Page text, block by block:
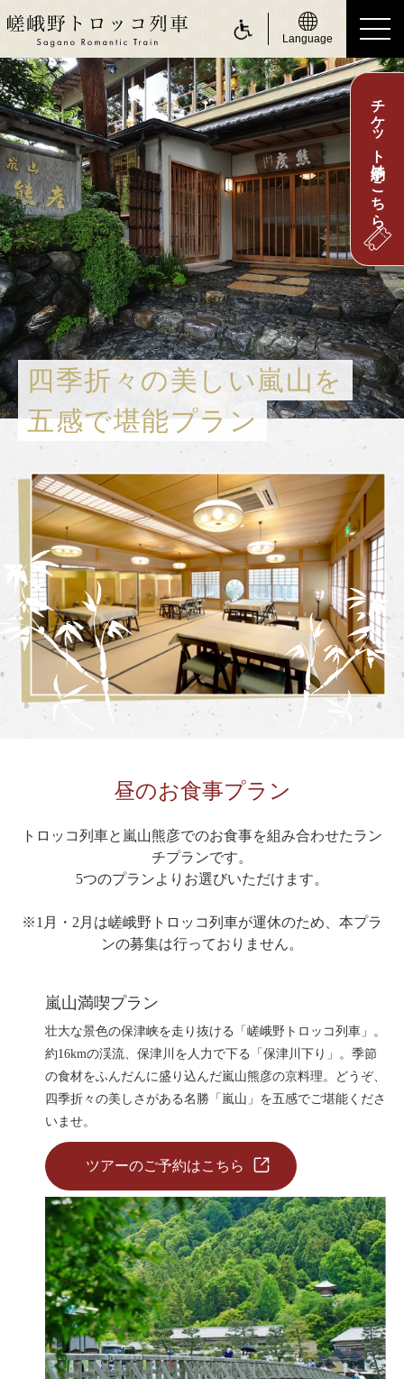
Language
ride a Sagano Romantic Train
トロッコに乗る
運行日のご案内
時刻表のご案内
運賃・乗車券のご案内
座席のご案内
お身体の不自由なお客さまへ
about Sagano Romantic Train
嵯峨野トロッコについて
嵯峨野トロッコ列車とは
季節ごとの楽しみ方
ツアー紹介
よくあるご質問
お知らせ
station information
各駅情報
各駅情報一覧
トロッコ嵯峨駅
トロッコ保津峡駅
tourist attractions
周辺観光スポット
周辺観光スポット一覧
嵐山エリア
保津峡エリア
亀岡エリア
チケット予約はこちら
四季折々の美しい嵐山を
五感で堪能プラン
昼のお食事プラン
トロッコ列車と嵐山熊彦でのお食事を組み合わせたラン
チプランです。
5つのプランよりお選びいただけます。
※1月・2月は嵯峨野トロッコ列車が運休のため、本プラ
ンの募集は行っておりません。
嵐山満喫プラン
壮大な景色の保津峡を走り抜ける「嵯峨野トロッコ列車」。
約16kmの渓流、保津川を人力で下る「保津川下り」。季節
の食材をふんだんに盛り込んだ嵐山熊彦の京料理。どうぞ、
四季折々の美しさがある名勝「嵐山」を五感でご堪能くださ
いませ。
ツアーのご予約はこちら